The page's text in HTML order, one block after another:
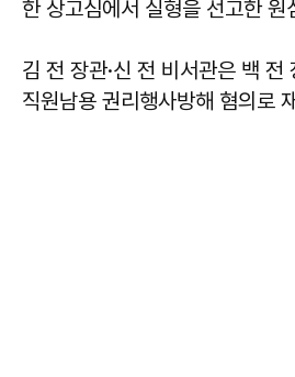
한 상고심에서 실형을 선고한 원
김 전 장관·신 전 비서관은 백 전
직원남용 권리행사방해 혐의로